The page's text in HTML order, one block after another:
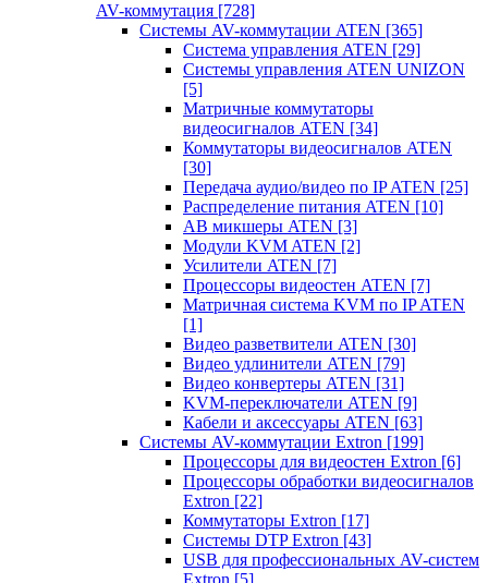
AV-коммутация [728]
Системы AV-коммутации ATEN [365]
Система управления ATEN [29]
Системы управления ATEN UNIZON
[5]
Матричные коммутаторы
видеосигналов ATEN [34]
Коммутаторы видеосигналов ATEN
[30]
Передача аудио/видео по IP ATEN [25]
Распределение питания ATEN [10]
АВ микшеры ATEN [3]
Модули KVM ATEN [2]
Усилители ATEN [7]
Процессоры видеостен ATEN [7]
Матричная система KVM по IP ATEN
[1]
Видео разветвители ATEN [30]
Видео удлинители ATEN [79]
Видео конвертеры ATEN [31]
KVM-переключатели ATEN [9]
Кабели и аксессуары ATEN [63]
Системы AV-коммутации Extron [199]
Процессоры для видеостен Extron [6]
Процессоры обработки видеосигналов
Extron [22]
Коммутаторы Extron [17]
Системы DTP Extron [43]
USB для профессиональных AV-систем
Extron [5]